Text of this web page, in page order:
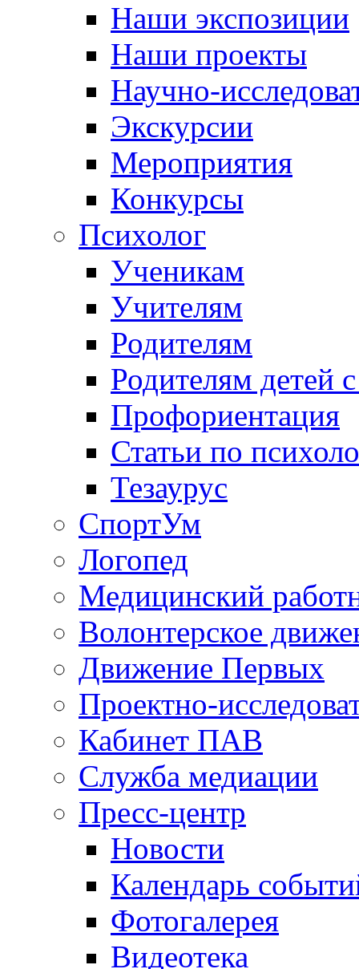
Наши экспозиции
Наши проекты
Научно-
Экскурсии
Мероприятия
Конкурсы
Психолог
Ученикам
Учителям
Родителям
Родителям детей
Профориентация
Статьи по
Тезаурус
СпортУм
Логопед
Медицинский
Волонтерское
Движение Первых
Проектно-
Кабинет ПАВ
Служба медиации
Пресс-центр
Новости
Календарь
Фотогалерея
Видеотека